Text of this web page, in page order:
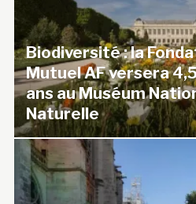
Biodiversité : la
Mutuel AF versera
ans au Muséum
Naturelle